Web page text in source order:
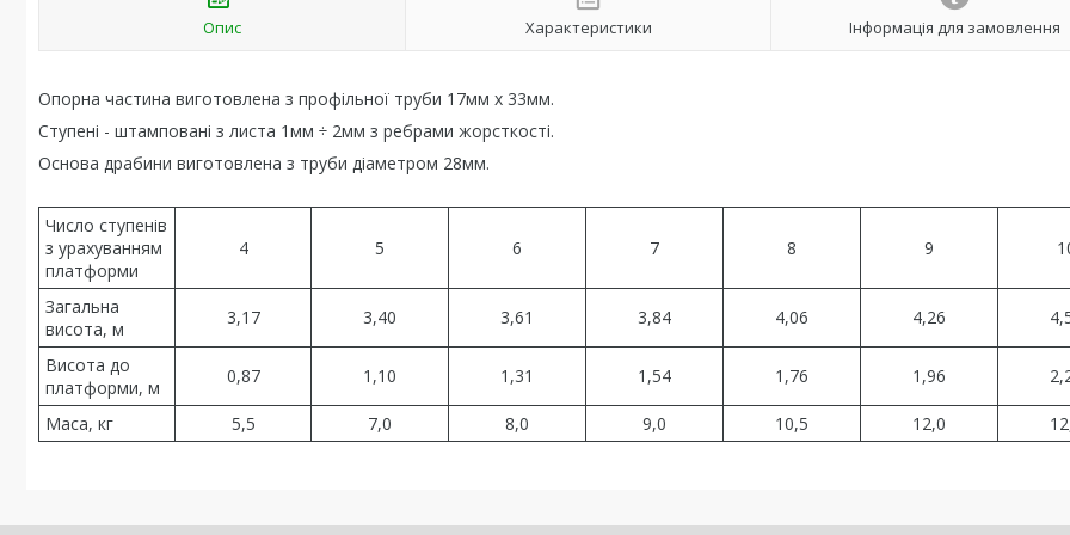
Опис Характеристики Інформація для замовлення
Опорна частина виготовлена з профільної труби 17мм х 33мм.
Ступені - штамповані з листа 1мм ÷ 2мм з ребрами жорсткості.
Основа драбини виготовлена з труби діаметром 28мм.
Число ступенів
з урахуванням
платформи
4 5 6 7 8 9
Загальна
висота, м
3,17 3,40 3,61 3,84 4,06 4,26
Висота до
платформи, м
0,87 1,10 1,31 1,54 1,76 1,96
Маса, кг 5,5 7,0 8,0 9,0 10,5 12,0